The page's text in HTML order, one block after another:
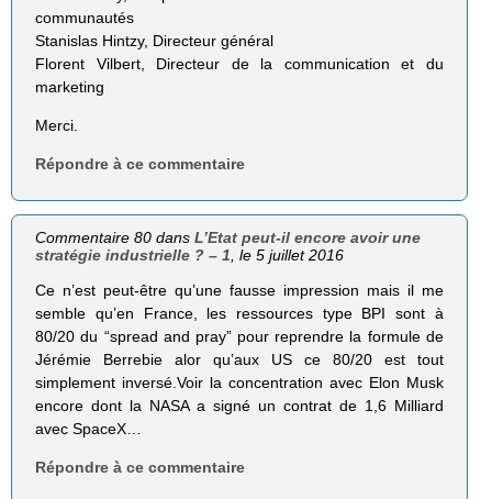
communautés
Stanislas Hintzy, Directeur général
Florent Vilbert, Directeur de la communication et du
marketing
Merci.
Répondre à ce commentaire
Commentaire 80 dansL’Etat peut-il encore avoir une
stratégie industrielle ? – 1 , le 5 juillet 2016
Ce n’est peut-être qu’une fausse impression mais il me
semble qu’en France, les ressources type BPI sont à
80/20 du “spread and pray” pour reprendre la formule de
Jérémie Berrebie alor qu’aux US ce 80/20 est tout
simplement inversé.Voir la concentration avec Elon Musk
encore dont la NASA a signé un contrat de 1,6 Milliard
avec SpaceX…
Répondre à ce commentaire